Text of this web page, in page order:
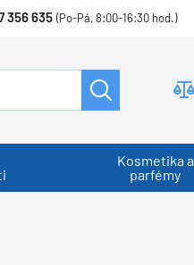
356 635 (Po-Pá, 8:00-16:30 hod.)
Kosmetika a
parfémy